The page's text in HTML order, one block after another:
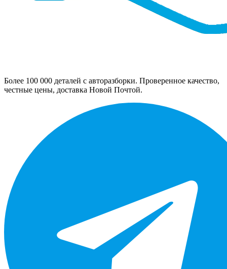
Более 100 000 деталей с авторазборки. Проверенное качество,
честные цены, доставка Новой Почтой.